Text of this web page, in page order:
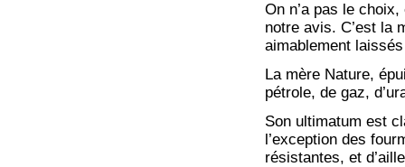
On n’a pas le
notre avis. C’est la
aimablement
La mère Nature,
pétrole, de gaz,
Son ultimatum est
l’exception des
résistantes, et